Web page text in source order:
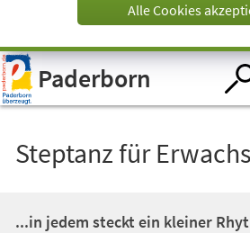
Visuelle
Assistenzsoftware
öffnen.
Alle Cookies
Paderborn
Steptanz für
...in jedem steckt ein kleiner